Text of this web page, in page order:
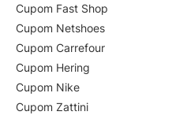
Cupom Fast Shop
Cupom Netshoes
Cupom Carrefour
Cupom Hering
Cupom Nike
Cupom Zattini